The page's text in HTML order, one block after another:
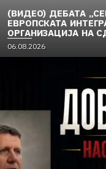
(ВИДЕО) ДЕБАТА
ЕВРОПСКАТА
ОРГАНИЗАЦИЈА НА
06.08.2026